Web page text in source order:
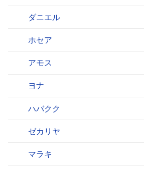
ダニエル
ホセア
アモス
ヨナ
ハバクク
ゼカリヤ
マラキ